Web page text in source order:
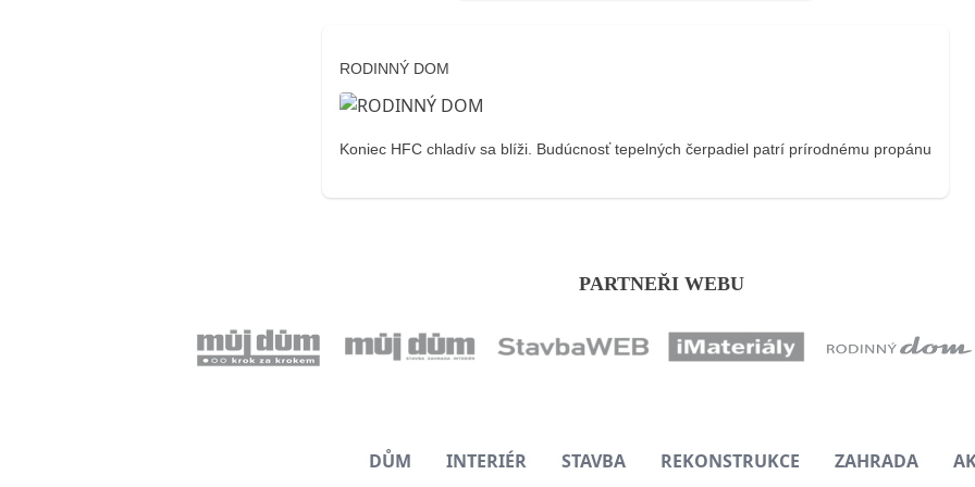
RODINNÝ DOM
Koniec HFC chladív sa blíži. Budúcnosť tepelných čerpadiel patrí prírodnému propánu
PARTNEŘI WEBU
DŮM INTERIÉR STAVBA REKONSTRUKCE ZAHRADA